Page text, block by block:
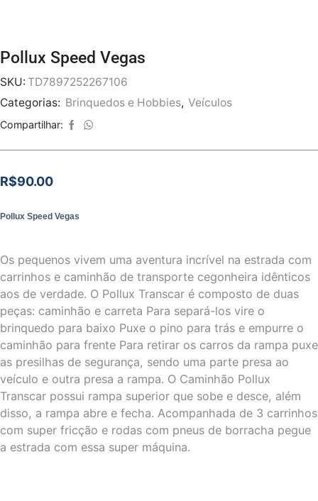
Pollux Speed Vegas
SKU: TD7897252267106
Categorias: Brinquedos e Hobbies, Veículos
Compartilhar:
R$90.00
Pollux Speed Vegas
Os pequenos vivem uma aventura incrível na estrada com
carrinhos e caminhão de transporte cegonheira idênticos
aos de verdade. O Pollux Transcar é composto de duas
peças: caminhão e carreta Para separá-los vire o
brinquedo para baixo Puxe o pino para trás e empurre o
caminhão para frente Para retirar os carros da rampa puxe
as presilhas de segurança, sendo uma parte presa ao
veículo e outra presa a rampa. O Caminhão Pollux
Transcar possui rampa superior que sobe e desce, além
disso, a rampa abre e fecha. Acompanhada de 3 carrinhos
com super fricção e rodas com pneus de borracha pegue
a estrada com essa super máquina.